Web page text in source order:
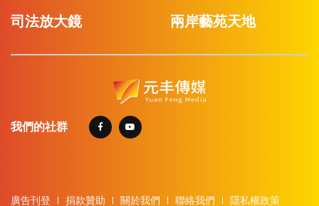
司法放大鏡 兩岸藝苑天地
我們的社群
廣告刊登 捐款贊助 關於我們 聯絡我們 隱私權政策